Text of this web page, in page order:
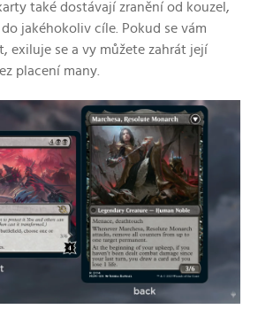
také dostávají zranění od kouzel,
jakéhokoliv cíle. Pokud se vám
exiluje se a vy můžete zahrát její
placení many.